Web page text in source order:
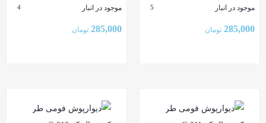
موجود در انبار 5
285,000 تومان
موجود در انبار 4
285,000 تومان